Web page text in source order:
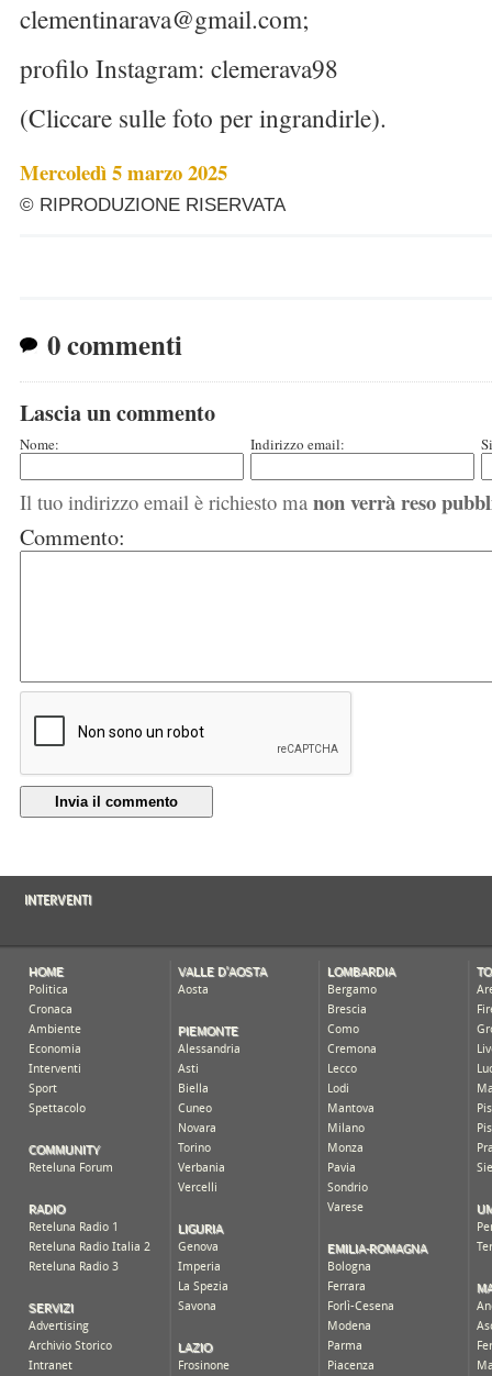
clementinarava@gmail.com;
profilo Instagram: clemerava98
(Cliccare sulle foto per ingrandirle).
Mercoledì 5 marzo 2025
© RIPRODUZIONE RISERVATA
0 commenti
Lascia un commento
Nome: Indirizzo email:
Il tuo indirizzo email è richiesto ma non verrà reso
Commento:
Invia il commento